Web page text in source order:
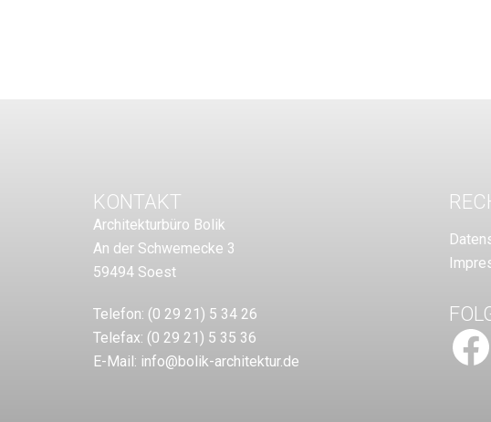
KONTAKT
Architekturbüro Bolik
An der Schwemecke 3
59494 Soest
Telefon: (0 29 21) 5 34 26
Telefax: (0 29 21) 5 35 36
E-Mail: info@bolik-architektur.de